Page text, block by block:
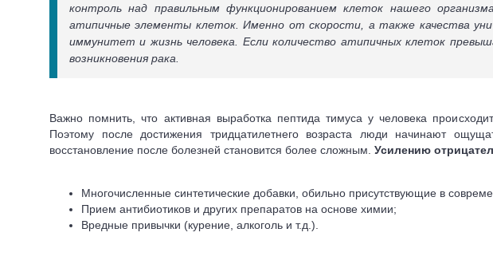
контроль над правильным функционированием клеток нашего
атипичные элементы клеток. Именно от скорости, а также качества
иммунитет и жизнь человека. Если количество атипичных клеток
возникновения рака.
Важно помнить, что активная выработка пептида тимуса у человека
Поэтому после достижения тридцатилетнего возраста люди начинают
восстановление после болезней становится более сложным. Усилению
Многочисленные синтетические добавки, обильно присутствующие в
Прием антибиотиков и других препаратов на основе химии;
Вредные привычки (курение, алкоголь и т.д.).